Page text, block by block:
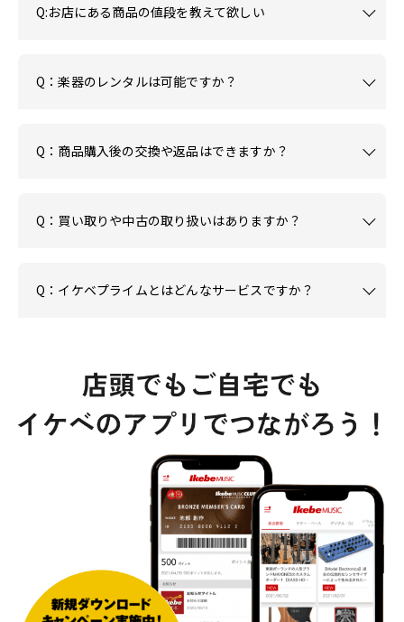
Q:お店にある商品の値段を教えて欲しい
Q：楽器のレンタルは可能ですか？
Q：商品購入後の交換や返品はできますか？
Q：買い取りや中古の取り扱いはありますか？
Q：イケベプライムとはどんなサービスですか？